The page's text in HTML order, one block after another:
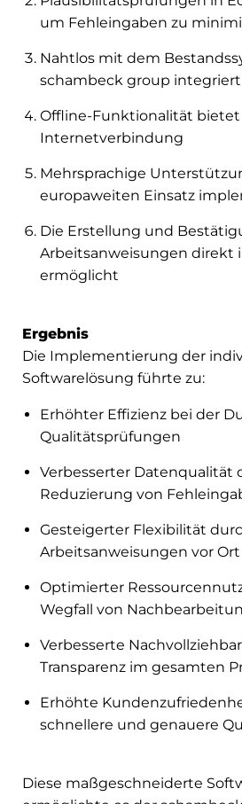
um Fehleingaben zu
Nahtlos mit dem
schambeck group
Offline-Funktionalität bietet
Internetverbindung
Mehrsprachige
europaweiten Einsatz
Die Erstellung und
Arbeitsanweisungen direkt
ermöglicht
Ergebnis
Die Implementierung der
Softwarelösung führte zu:
Erhöhter Effizienz bei der
Qualitätsprüfungen
Verbesserter Datenqualität
Reduzierung von
Gesteigerter Flexibilität
Arbeitsanweisungen vor
Optimierter
Wegfall von
Verbesserte
Transparenz im gesamten
Erhöhte
schnellere und genauere
Diese maßgeschneiderte